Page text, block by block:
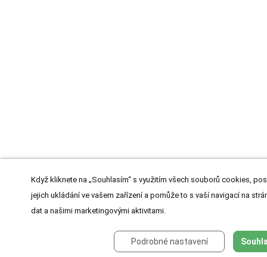
Když kliknete na „Souhlasím“ s využitím všech souborů cookies,
jejich ukládání ve vašem zařízení a pomůže to s vaší navigací na
dat a našimi marketingovými aktivitami.
Podrobné nastavení